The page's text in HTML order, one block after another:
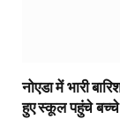
नोएडा में भारी
हुए स्कूल पहुंचे बच्चे